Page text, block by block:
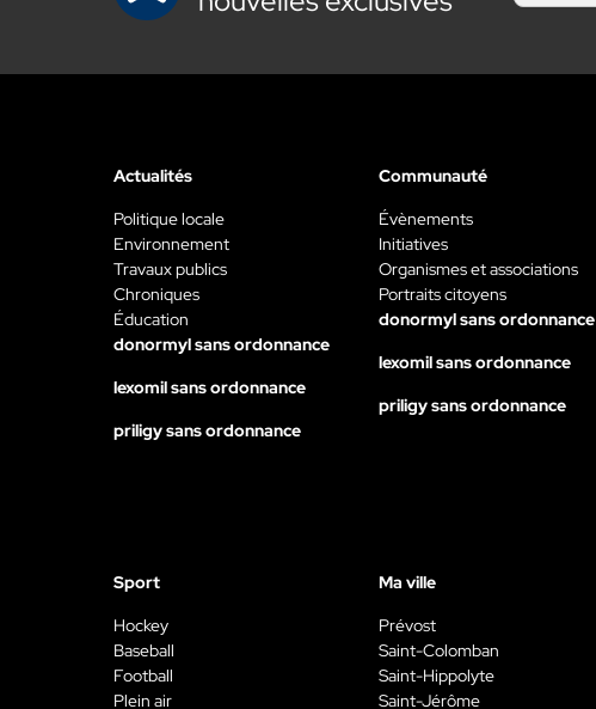
Actualités
Politique locale
Environnement
Travaux publics
Chroniques
Éducation
donormyl sans ordonnance
lexomil sans ordonnance
priligy sans ordonnance
Communauté
Évènements
Initiatives
Organismes et associations
Portraits citoyens
donormyl sans ordonnance
lexomil sans ordonnance
priligy sans ordonnance
Sport
Hockey
Baseball
Football
Plein air
Ma ville
Prévost
Saint-Colomban
Saint-Hippolyte
Saint-Jérôme